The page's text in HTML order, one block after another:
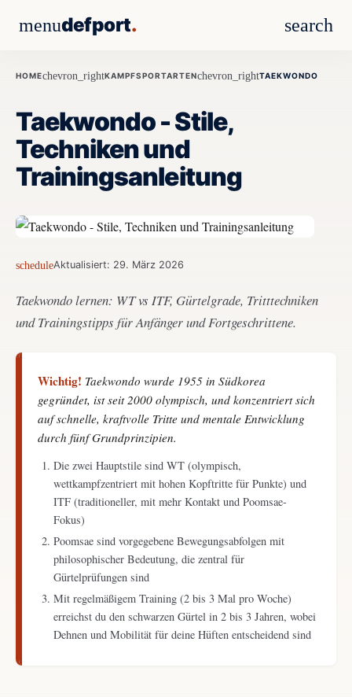
menudefport. search
HOMEchevron_rightKAMPFSPORTARTENchevron_rightTAEKWONDO
Taekwondo - Stile,
Techniken und
Trainingsanleitung
scheduleAktualisiert: 29. März 2026
Taekwondo lernen: WT vs ITF, Gürtelgrade, Tritttechniken
und Trainingstipps für Anfänger und Fortgeschrittene.
Wichtig! Taekwondo wurde 1955 in Südkorea
gegründet, ist seit 2000 olympisch, und konzentriert sich
auf schnelle, kraftvolle Tritte und mentale Entwicklung
durch fünf Grundprinzipien.
Die zwei Hauptstile sind WT (olympisch,
wettkampfzentriert mit hohen Kopftritte für Punkte) und
ITF (traditioneller, mit mehr Kontakt und Poomsae-
Fokus)
Poomsae sind vorgegebene Bewegungsabfolgen mit
philosophischer Bedeutung, die zentral für
Gürtelprüfungen sind
Mit regelmäßigem Training (2 bis 3 Mal pro Woche)
erreichst du den schwarzen Gürtel in 2 bis 3 Jahren, wobei
Dehnen und Mobilität für deine Hüften entscheidend sind